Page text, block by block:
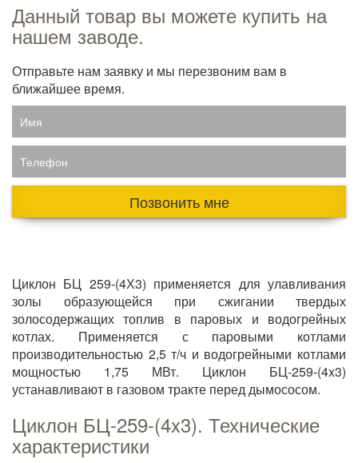
Данный товар вы можете купить на
нашем заводе.
Отправьте нам заявку и мы перезвоним вам в
ближайшее время.
Имя
Телефон
Позвонить мне
Циклон БЦ 259-(4Х3) применяется для улавливания
золы образующейся при сжигании твердых
золосодержащих топлив в паровых и водогрейных
котлах. Применяется с паровыми котлами
производительностью 2,5 т/ч и водогрейными котлами
мощностью 1,75 МВт. Циклон БЦ-259-(4x3)
устанавливают в газовом тракте перед дымососом.
Циклон БЦ-259-(4x3). Технические
характеристики